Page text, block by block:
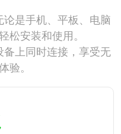
是手机、平板、电脑
松安装和使用。
上同时连接，享受无
验。